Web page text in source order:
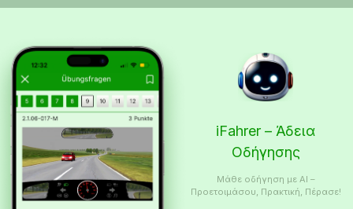
iFahrer – Άδεια
Οδήγησης
Μάθε οδήγηση με AI –
Προετοιμάσου, Πρακτική, Πέρασε!